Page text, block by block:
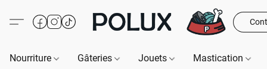
Nourriture Gâteries Jouets Mastication